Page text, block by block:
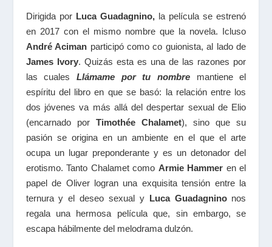
Dirigida por Luca Guadagnino,la película se estrenó
en 2017 con el mismo nombre que la novela. Icluso
André Aciman participó como co guionista, al lado de
James Ivory. Quizás esta es una de las razones por
las cuales Llámame por tu nombre mantiene el
espíritu del libro en que se basó: la relación entre los
dos jóvenes va más allá del despertar sexual de Elio
(encarnado por Timothée Chalamet), sino que su
pasión se origina en un ambiente en el que el arte
ocupa un lugar preponderante y es un detonador del
erotismo. Tanto Chalamet como Armie Hammer en el
papel de Oliver logran una exquisita tensión entre la
ternura y el deseo sexual y Luca Guadagninonos
regala una hermosa película que, sin embargo, se
escapa hábilmente del melodrama dulzón.